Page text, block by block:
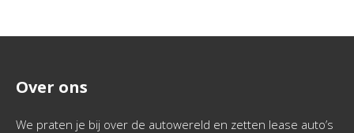
Over ons
We praten je bij over de autowereld en zetten lease auto’s